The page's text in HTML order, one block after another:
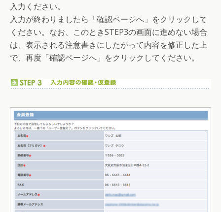
入力ください。
入力が終わりましたら「確認ページへ」をクリックして
ください。なお、このときSTEP3の画面に進めない場合
は、表示される注意書きにしたがって内容を修正した上
で、再度「確認ページへ」をクリックしてください。